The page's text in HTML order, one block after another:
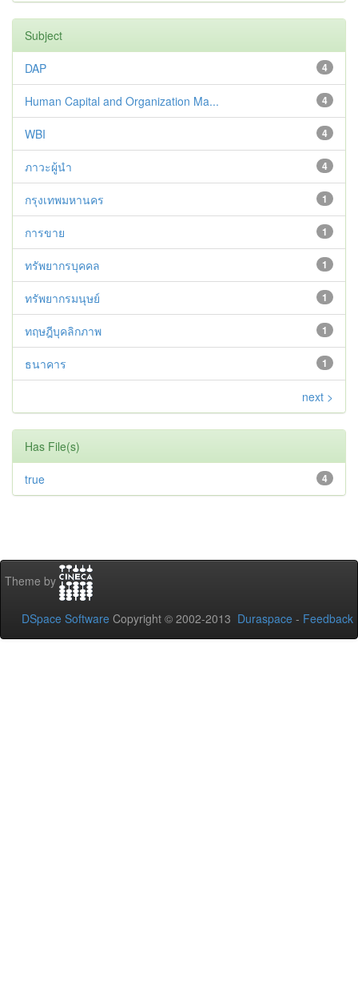
Subject
4
DAP
4
Human Capital and Organization Ma...
4
WBI
4
ภาวะผู้นำ
1
กรุงเทพมหานคร
1
การขาย
1
ทรัพยากรบุคคล
1
ทรัพยากรมนุษย์
1
ทฤษฎีบุคลิกภาพ
1
ธนาคาร
next >
Has File(s)
4
true
Theme by
DSpace Software Copyright © 2002-2013 Duraspace - Feedback